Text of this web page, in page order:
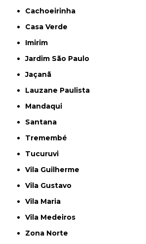
Cachoeirinha
Casa Verde
Imirim
Jardim São Paulo
Jaçanã
Lauzane Paulista
Mandaqui
Santana
Tremembé
Tucuruvi
Vila Guilherme
Vila Gustavo
Vila Maria
Vila Medeiros
Zona Norte